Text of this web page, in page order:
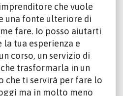
che vuole
una fonte ulteriore di
fare. Io posso aiutarti
tua esperienza e
corso, un servizio di
trasformarla in un
che ti servirà per fare lo
ma in molto meno